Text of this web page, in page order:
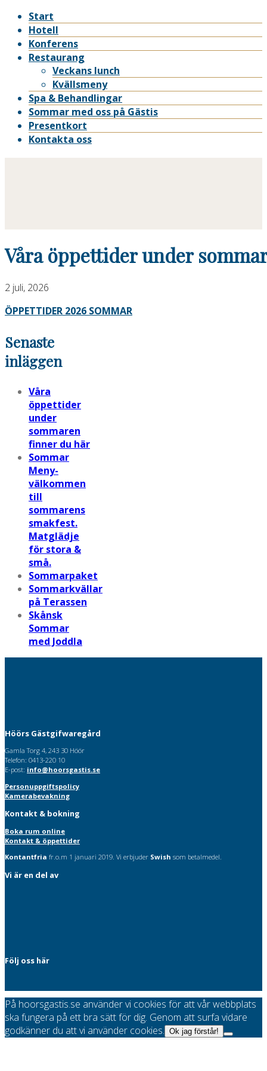
Start
Hotell
Konferens
Restaurang
Veckans lunch
Kvällsmeny
Spa & Behandlingar
Sommar med oss på Gästis
Presentkort
Kontakta oss
Våra öppettider under
2 juli, 2026
ÖPPETTIDER 2026 SOMMAR
Post
navigation
Senaste
inläggen
Våra
öppettider
under
sommaren
finner du här
Sommar
Meny-
välkommen
till
sommarens
smakfest.
Matglädje
för stora &
små.
Sommarpaket
Sommarkvällar
på Terassen
Skånsk
Sommar
med Joddla
Höörs Gästgifwaregård
Gamla Torg 4, 243 30 Höör
Telefon: 0413-220 10
E-post: info@hoorsgastis.se
Personuppgiftspolicy
Kamerabevakning
Kontakt & bokning
Boka rum online
Kontakt & öppettider
Kontantfria fr.o.m 1 januari 2019. Vi erbjuder Swish som betalmedel.
Vi är en del av
Följ oss här
På hoorsgastis.se använder vi cookies för att vår webbplats
ska fungera på ett bra sätt för dig. Genom att surfa vidare
godkänner du att vi använder cookies. Ok jag förstår!